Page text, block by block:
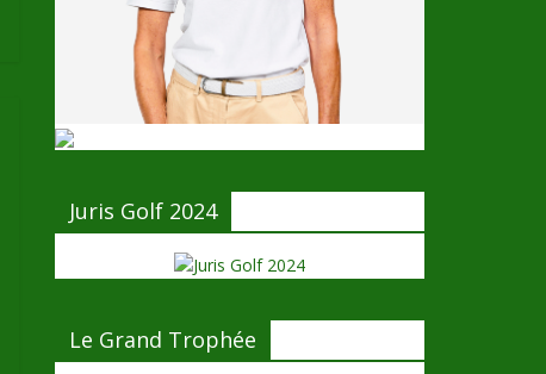
Juris Golf 2024
Le Grand Trophée